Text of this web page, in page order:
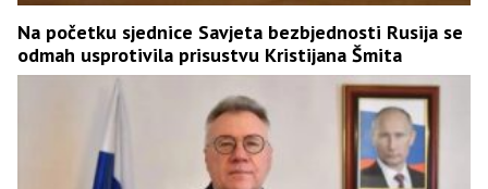
Na početku sjednice Savjeta bezbjednosti Rusija se
odmah usprotivila prisustvu Kristijana Šmita